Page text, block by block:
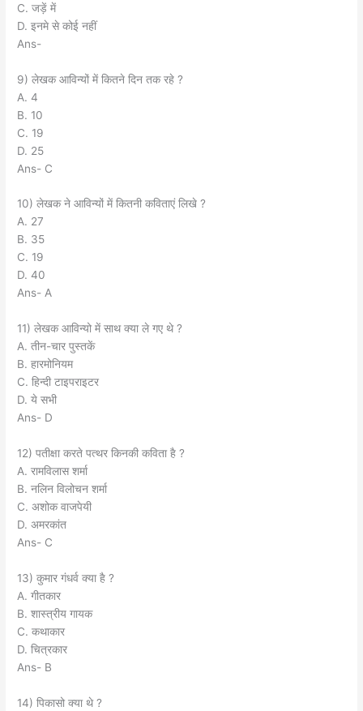
C. जड़ें में
D. इनमे से कोई नहीं
Ans-
9) लेखक आविन्यों में कितने दिन तक रहे ?
A. 4
B. 10
C. 19
D. 25
Ans- C
10) लेखक ने आविन्यों में कितनी कविताएं लिखे ?
A. 27
B. 35
C. 19
D. 40
Ans- A
11) लेखक आविन्यो में साथ क्या ले गए थे ?
A. तीन-चार पुस्तकें
B. हारमोनियम
C. हिन्दी टाइपराइटर
D. ये सभी
Ans- D
12) पतीक्षा करते पत्थर किनकी कविता है ?
A. रामविलास शर्मा
B. नलिन विलोचन शर्मा
C. अशोक वाजपेयी
D. अमरकांत
Ans- C
13) कुमार गंधर्व क्या है ?
A. गीतकार
B. शास्त्रीय गायक
C. कथाकार
D. चित्रकार
Ans- B
14) पिकासो क्या थे ?